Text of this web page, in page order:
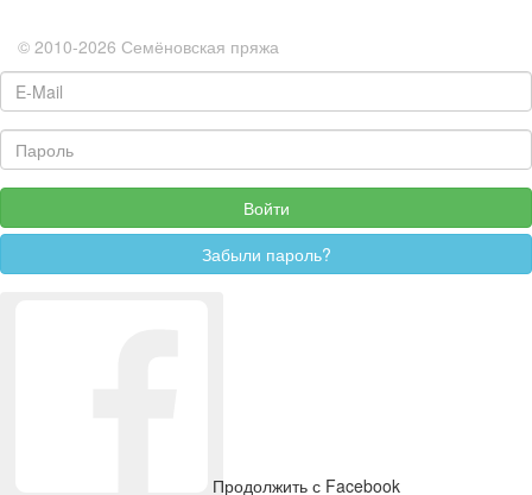
© 2010-2026 Семёновская пряжа
Продолжить с Facebook